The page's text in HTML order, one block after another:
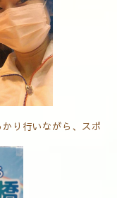
り行いながら、スポ